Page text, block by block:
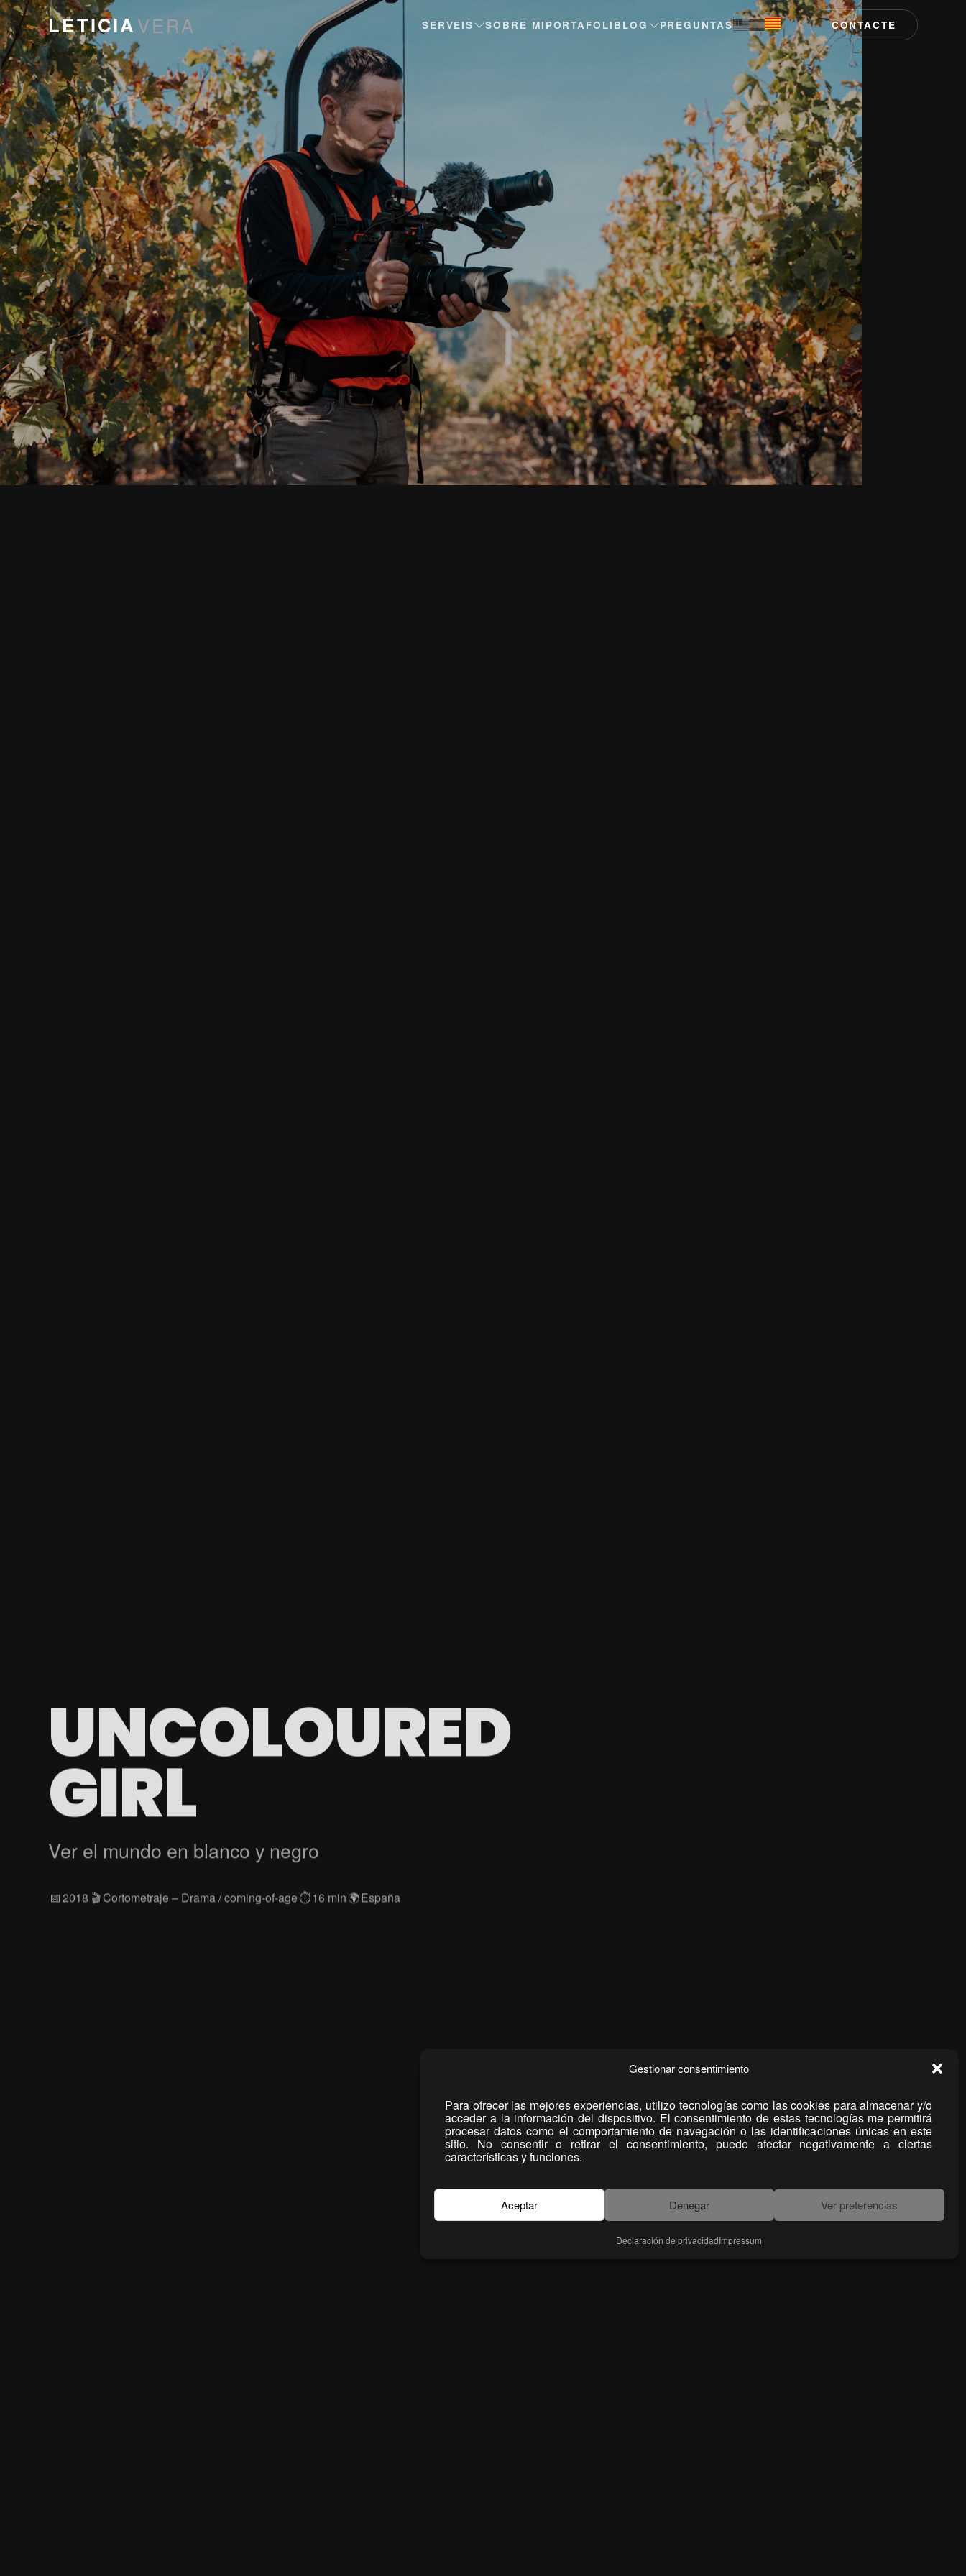
Gestionar consentimiento
Para ofrecer las mejores experiencias, utilizo tecnologías como las cookies para almacenar y/o
acceder a la información del dispositivo. El consentimiento de estas tecnologías me permitirá
procesar datos como el comportamiento de navegación o las identificaciones únicas en este
sitio. No consentir o retirar el consentimiento, puede afectar negativamente a ciertas
características y funciones.
Aceptar Denegar Ver preferencias
Declaración de privacidadImpressum
LETICIAVERA SERVEIS SOBRE MI PORTAFOLI BLOG PREGUNTAS CONTACTE
UNCOLOURED
GIRL
Ver el mundo en blanco y negro
📅2018 🎬Cortometraje – Drama / coming‑of‑age⏱️16 min🌍España